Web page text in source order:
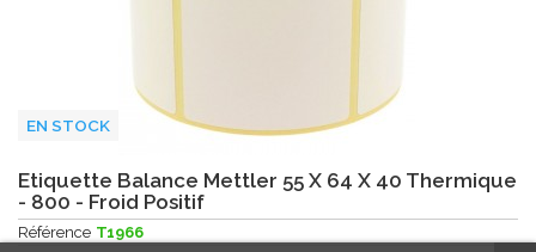
EN STOCK
Etiquette Balance Mettler 55 X 64 X 40 Thermique
- 800 - Froid Positif
Référence T1966